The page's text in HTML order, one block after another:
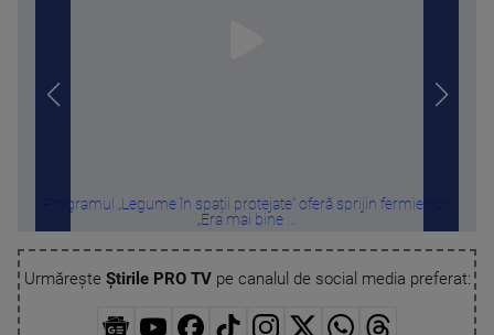
Programul „Legume în spații protejate” oferă sprijin fermierilor.
„Era mai bine ...
Urmărește Știrile PRO TVpe canalul de social media preferat: